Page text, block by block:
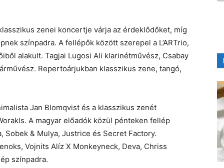
zenei koncertje várja az érdeklődőket, míg
színpadra. A fellépők között szerepel a L’ARTrio,
alakult. Tagjai Lugosi Ali klarinétművész, Csabay
Repertoárjukban klasszikus zene, tangó,
Jan Blomqvist és a klasszikus zenét
A magyar előadók közül pénteken fellép
& Mulya, Justrice és Secret Factory.
Vojnits Alíz X Monkeyneck, Deva, Chriss
színpadra.